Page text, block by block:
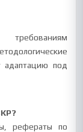
адаптацию под
рефераты по